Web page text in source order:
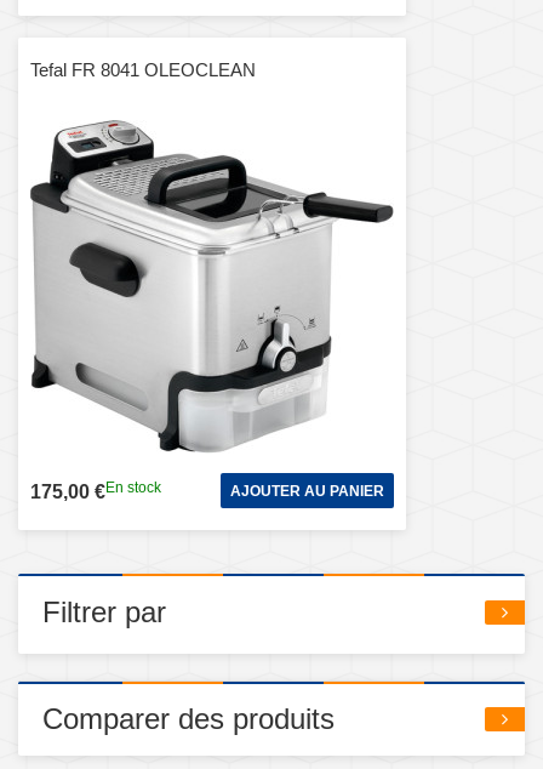
Tefal FR 8041 OLEOCLEAN
175,00 €En stock AJOUTER AU PANIER
Filtrer par
Comparer des produits